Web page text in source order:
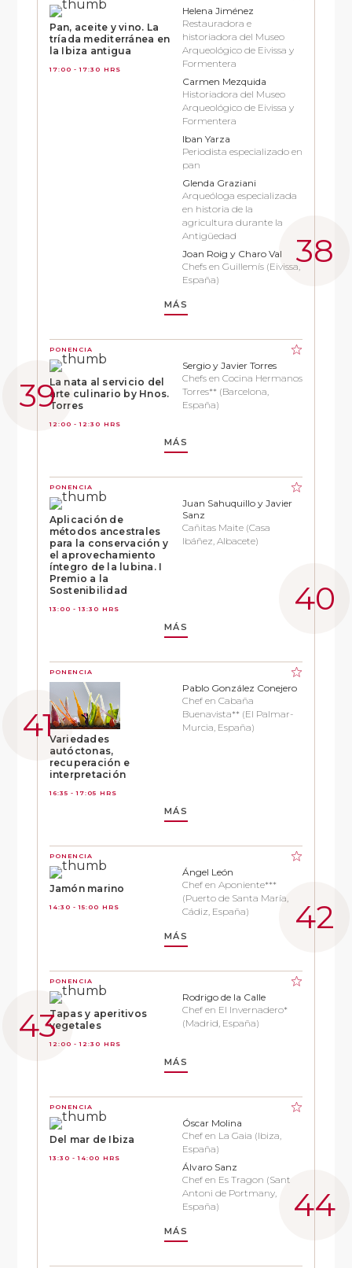
Pan, aceite y vino. La
tríada mediterránea en
la Ibiza antigua
17:00 - 17:30 HRS
Helena Jiménez
Restauradora e
historiadora del Museo
Arqueológico de Eivissa y
Formentera
Carmen Mezquida
Historiadora del Museo
Arqueológico de Eivissa y
Formentera
Iban Yarza
Periodista especializado en
pan
Glenda Graziani
Arqueóloga especializada
en historia de la
agricultura durante la
Antigüedad
Joan Roig y Charo Val
Chefs en Guillemís (Eivissa,
España)
MÁS
PONENCIA
La nata al servicio del
arte culinario by Hnos.
Torres
12:00 - 12:30 HRS
Sergio y Javier Torres
Chefs en Cocina Hermanos
Torres** (Barcelona,
España)
MÁS
PONENCIA
Aplicación de
métodos ancestrales
para la conservación y
el aprovechamiento
íntegro de la lubina. I
Premio a la
Sostenibilidad
13:00 - 13:30 HRS
Juan Sahuquillo y Javier
Sanz
Cañitas Maite (Casa
Ibáñez, Albacete)
MÁS
PONENCIA
Variedades
autóctonas,
recuperación e
interpretación
16:35 - 17:05 HRS
Pablo González Conejero
Chef en Cabaña
Buenavista** (El Palmar-
Murcia, España)
MÁS
PONENCIA
Jamón marino
14:30 - 15:00 HRS
Ángel León
Chef en Aponiente***
(Puerto de Santa María,
Cádiz, España)
MÁS
PONENCIA
Tapas y aperitivos
vegetales
12:00 - 12:30 HRS
Rodrigo de la Calle
Chef en El Invernadero*
(Madrid, España)
MÁS
PONENCIA
Del mar de Ibiza
13:30 - 14:00 HRS
Óscar Molina
Chef en La Gaia (Ibiza,
España)
Álvaro Sanz
Chef en Es Tragon (Sant
Antoni de Portmany,
España)
MÁS